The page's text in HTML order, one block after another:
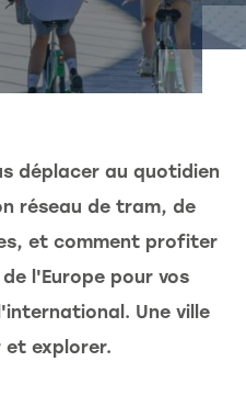
déplacer au quotidien
réseau de tram, de
et comment profiter
l'Europe pour vos
Une ville
explorer.